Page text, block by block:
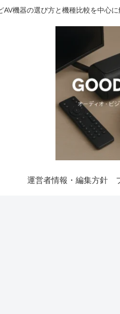
機器の選び方と機種比較を中心
運営者情報・編集方針